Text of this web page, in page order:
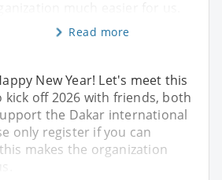
Read more
New Year! Let's meet this
kick off 2026 with friends, both
the Dakar international
only register if you can
makes the organization